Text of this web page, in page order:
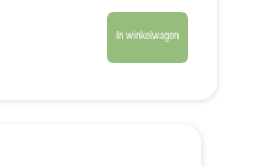
In winkelwagen